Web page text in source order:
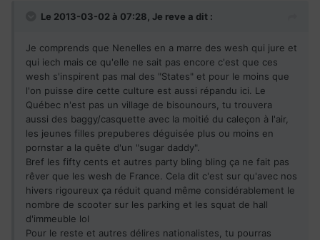
Le 2013-03-02 à 07:28, Je reve a dit :
Je comprends que Nenelles en a marre des wesh qui jure et
qui iech mais ce qu'elle ne sait pas encore c'est que ces
wesh s'inspirent pas mal des "States" et pour le moins que
l'on puisse dire cette culture est aussi répandu ici. Le
Québec n'est pas un village de bisounours, tu trouvera
aussi des baggy/casquette avec la moitié du caleçon à l'air,
les jeunes filles prepuberes déguisée plus ou moins en
pornstar a la quête d'un "sugar daddy".
Bref les fifty cents et autres party bling bling ça ne fait pas
rêver que les wesh de France. Cela dit c'est sur qu'avec nos
hivers rigoureux ça réduit quand même considérablement le
nombre de scooter sur les parking et les squat de hall
d'immeuble lol
Pour le reste et autres délires nationalistes, tu pourras